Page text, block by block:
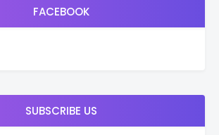
FACEBOOK
SUBSCRIBE US